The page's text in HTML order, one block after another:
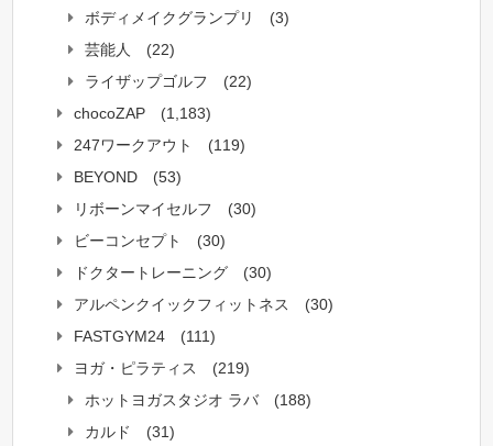
ボディメイクグランプリ
(3)
芸能人
(22)
ライザップゴルフ
(22)
chocoZAP
(1,183)
247ワークアウト
(119)
BEYOND
(53)
リボーンマイセルフ
(30)
ビーコンセプト
(30)
ドクタートレーニング
(30)
アルペンクイックフィットネス
(30)
FASTGYM24
(111)
ヨガ・ピラティス
(219)
ホットヨガスタジオ ラバ
(188)
カルド
(31)